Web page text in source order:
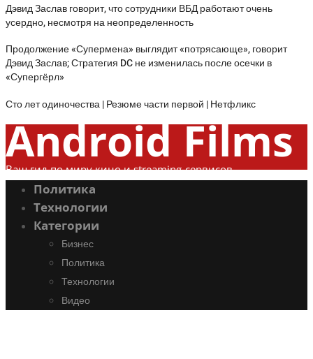
Дэвид Заслав говорит, что сотрудники ВБД работают очень
усердно, несмотря на неопределенность
Продолжение «Супермена» выглядит «потрясающе», говорит
Дэвид Заслав; Стратегия DC не изменилась после осечки в
«Супергёрл»
Сто лет одиночества | Резюме части первой | Нетфликс
Android Films
Ваш гид по миру кино и streaming-сервисов
Политика
Технологии
Категории
Бизнес
Политика
Технологии
Видео